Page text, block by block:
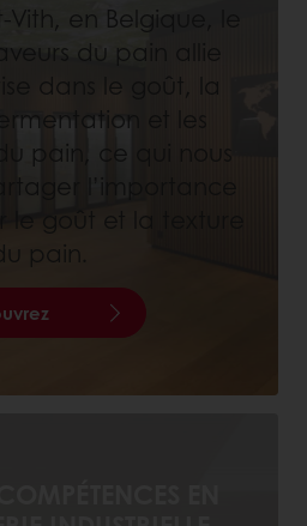
Vith, en Belgique, le
du pain allie
dans le goût, la
et les
pain, ce qui nous
l’importance
le goût et la texture
pain.